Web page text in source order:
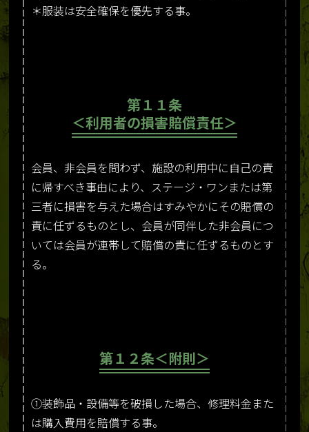
＊服装は安全確保を優先する事。
第１１条
＜利用者の損害賠償責任＞
会員、非会員を問わず、施設の利用中に自己の責
に帰すべき事由により、ステージ・ワンまたは第
三者に損害を与えた場合はすみやかにその賠償の
責に任ずるものとし、会員が同伴した非会員につ
いては会員が連帯して賠償の責に任ずるものとす
る。
第１２条＜附則＞
①装飾品・設備等を破損した場合、修理料金また
は購入費用を賠償する事。